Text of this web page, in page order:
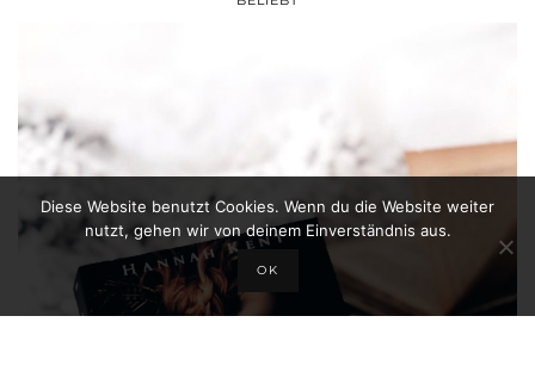
Diese Website benutzt Cookies. Wenn du die Website weiter
nutzt, gehen wir von deinem Einverständnis aus.
OK